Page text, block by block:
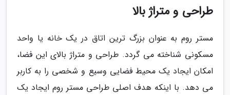
طراحی و متراژ بالا
مستر روم به عنوان بزرگ ترین اتاق در یک خانه یا واحد
مسکونی شناخته می گردد. طراحی و متراژ بالای این فضا،
امکان ایجاد یک محیط فضایی وسیع و شخصی را به کاربر
می دهد. با اینکه هدف اصلی طراحی مستر روم ایجاد یک